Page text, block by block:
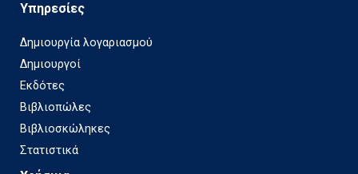
Υπηρεσίες
Δημιουργία λογαριασμού
Δημιουργοί
Εκδότες
Βιβλιοπώλες
Βιβλιοσκώληκες
Στατιστικά